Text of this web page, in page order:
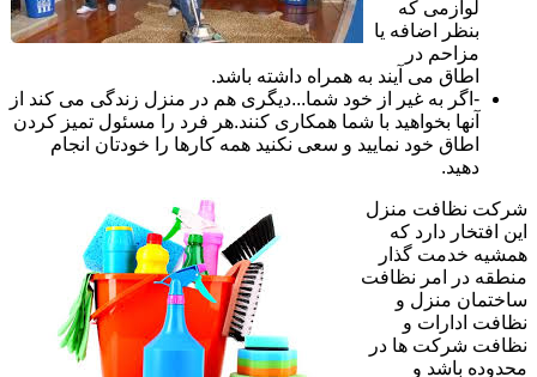
لوازمی که
بنظر اضافه یا
مزاحم در
اطاق می آیند به همراه داشته باشد.
-اگر به غیر از خود شما...دیگری هم در منزل زندگی می کند از
آنها بخواهید با شما همکاری کنند.هر فرد را مسئول تمیز کردن
اطاق خود نمایید و سعی نکنید همه کارها را خودتان انجام
دهید.
شرکت نظافت منزل
این افتخار دارد که
همشیه خدمت گذار
منطقه در امر نظافت
ساختمان منزل و
نظافت ادارات و
نظافت شرکت ها در
محدوده باشد و